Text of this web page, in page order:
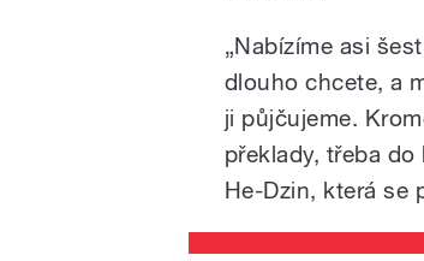
„Nabízíme asi
dlouho chcete, a
ji půjčujeme.
překlady, třeba
He-Dzin, která se